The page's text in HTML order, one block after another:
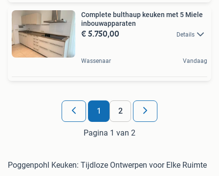
Complete bulthaup keuken met 5 Miele
inbouwapparaten
€ 5.750,00 Details
Wassenaar Vandaag
1 2
Pagina 1 van 2
Poggenpohl Keuken: Tijdloze Ontwerpen voor Elke Ruimte